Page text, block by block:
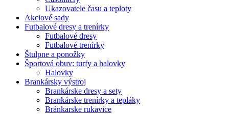
Ukazovatele času a teploty
Akciové sady
Futbalové dresy a trenírky
Futbalové dresy
Futbalové trenírky
Štulpne a ponožky
Športová obuv: turfy a halovky
Halovky
Brankársky výstroj
Brankárske dresy a sety
Brankárske trenírky a tepláky
Bránkarske rukavice